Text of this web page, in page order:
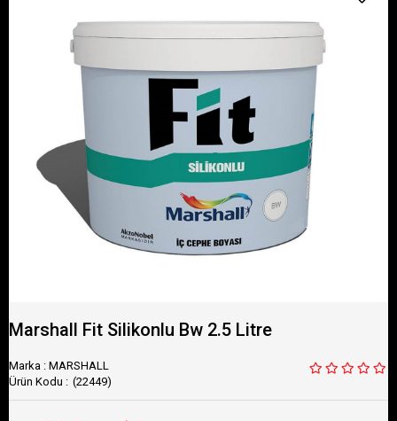
Marshall Fit Silikonlu Bw 2.5 Litre
Marka : MARSHALL
(22449)